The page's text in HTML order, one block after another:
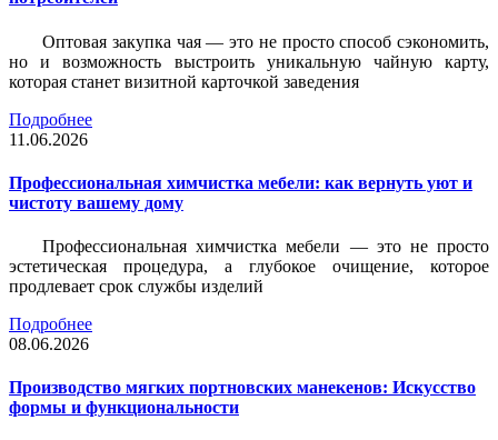
Оптовая закупка чая — это не просто способ сэкономить,
но и возможность выстроить уникальную чайную карту,
которая станет визитной карточкой заведения
Подробнее
11.06.2026
Профессиональная химчистка мебели: как вернуть уют и
чистоту вашему дому
Профессиональная химчистка мебели — это не просто
эстетическая процедура, а глубокое очищение, которое
продлевает срок службы изделий
Подробнее
08.06.2026
Производство мягких портновских манекенов: Искусство
формы и функциональности